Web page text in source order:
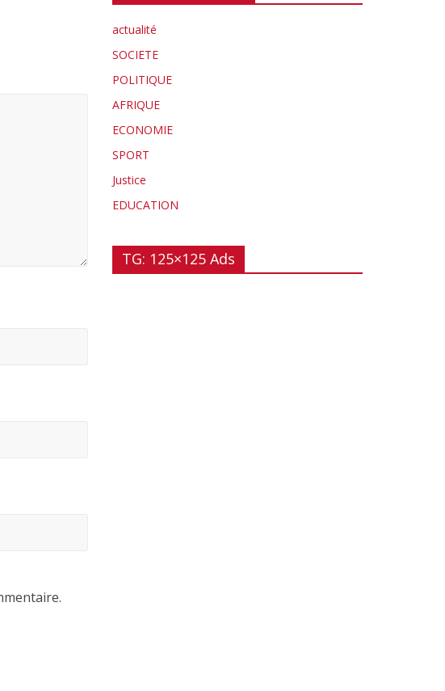
actualité
SOCIETE
POLITIQUE
AFRIQUE
ECONOMIE
SPORT
Justice
EDUCATION
TG: 125×125 Ads